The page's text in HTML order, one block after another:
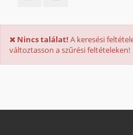
Nincs találat! A keresési
változtasson a szűrési feltételeken!